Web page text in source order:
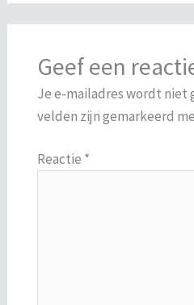
Geef een
Je e-mailadres wordt niet
velden zijn gemarkeerd
Reactie *